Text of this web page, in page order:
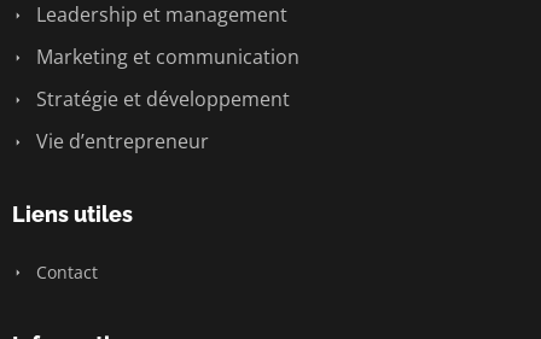
Leadership et management
Marketing et communication
Stratégie et développement
Vie d’entrepreneur
Liens utiles
Contact